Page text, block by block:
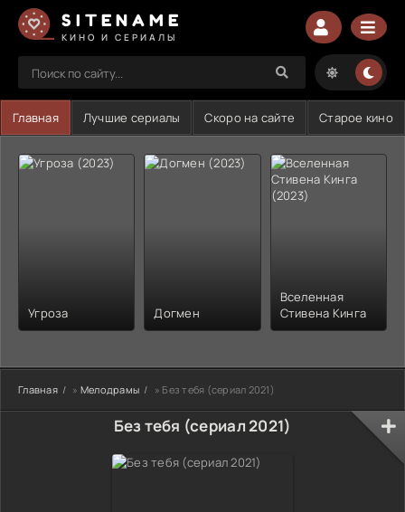
SITENAME
КИНО И СЕРИАЛЫ
Главная Лучшие сериалы Скоро на сайте Старое кино
Угроза Догмен
Вселенная
Стивена Кинга
Главная » Мелодрамы » Без тебя (сериал 2021)
Без тебя (сериал 2021)